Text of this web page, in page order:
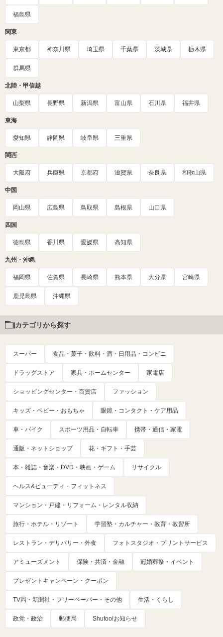
福島県
関東
東京都 神奈川県 埼玉県 千葉県 茨城県 栃木県
群馬県
北陸・甲信越
山梨県 長野県 新潟県 富山県 石川県 福井県
東海
愛知県 静岡県 岐阜県 三重県
関西
大阪府 兵庫県 京都府 滋賀県 奈良県 和歌山県
中国
岡山県 広島県 鳥取県 島根県 山口県
四国
徳島県 香川県 愛媛県 高知県
九州・沖縄
福岡県 佐賀県 長崎県 熊本県 大分県 宮崎県
鹿児島県 沖縄県
カテゴリから探す
スーパー 食品・菓子・飲料・酒・日用品・コンビニ
ドラッグストア 家具・ホームセンター 家電店
ショッピングセンター・百貨店 ファッション
キッズ・ベビー・おもちゃ 眼鏡・コンタクト・ケア用品
車・バイク スポーツ用品・自転車 携帯・通信・家電
通販・ネットショップ 花・ギフト・手芸
本・雑誌・音楽・DVD・映画・ゲーム リサイクル
ヘルス&ビューティ・フィットネス
マンション・戸建・リフォーム・レンタル収納
旅行・ホテル・リゾート 学習塾・カルチャー・教育・教習所
レストラン・デリバリー・外食 フォトスタジオ・プリントサービス
アミューズメント 保険・共済・金融 冠婚葬祭・イベント
プレゼントキャンペーン・クーポン
TV局・新聞社・フリーペーパー・その他 生活・くらし
政党・政治 郵便局 Shufoo!お知らせ